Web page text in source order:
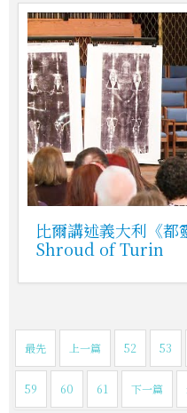
比爾講述義大利《
Shroud of Turin
最先 上一篇 52 53
59 60 61 下一篇